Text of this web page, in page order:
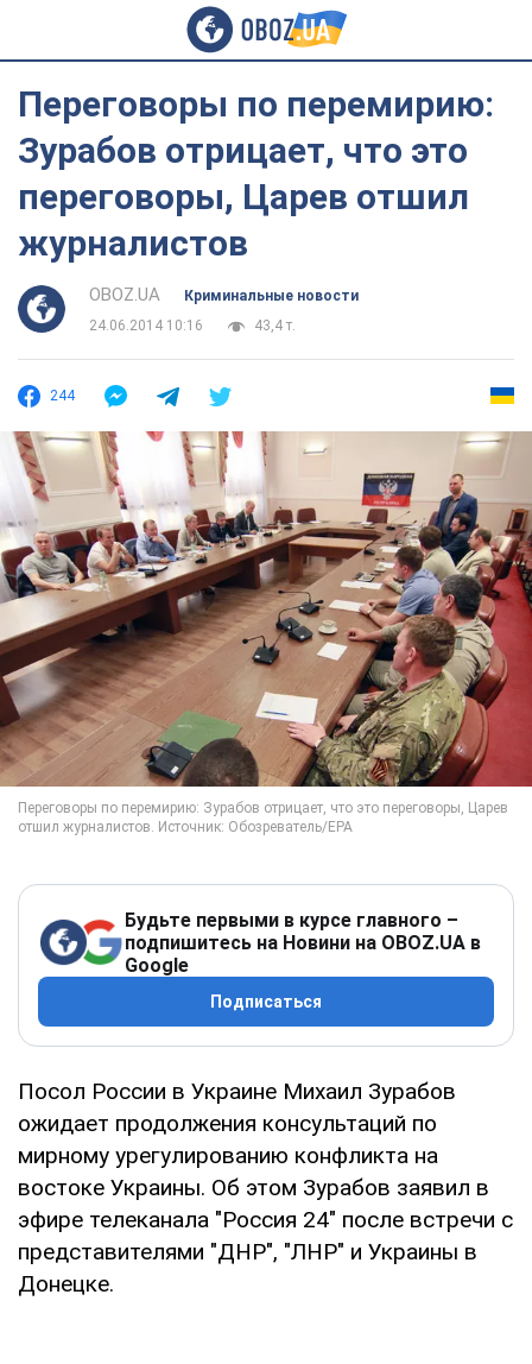
Переговоры по перемирию:
Зурабов отрицает, что это
переговоры, Царев отшил
журналистов
OBOZ.UA
Криминальные новости
24.06.2014 10:16
43,4 т.
244
Будьте первыми в курсе главного –
подпишитесь на Новини на OBOZ.UA в
Google
Подписаться
Посол России в Украине Михаил Зурабов
ожидает продолжения консультаций по
мирному урегулированию конфликта на
востоке Украины. Об этом Зурабов заявил в
эфире телеканала "Россия 24" после встречи с
представителями "ДНР", "ЛНР" и Украины в
Донецке.